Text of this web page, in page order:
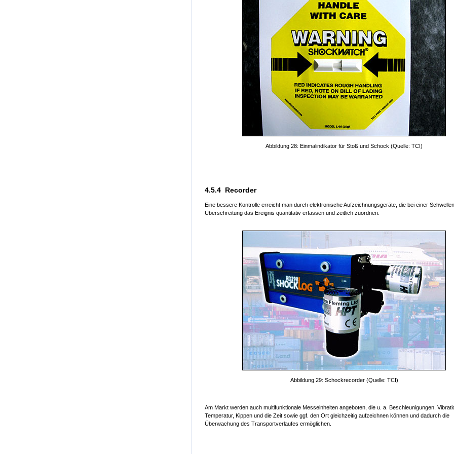
Abbildung 28: Einmalindikator für Stoß und Schock (Quelle: TCI)
4.5.4 Recorder
Eine bessere Kontrolle erreicht man durch elektronische Aufzeichnungsgeräte, die bei einer
Überschreitung das Ereignis quantitativ erfassen und zeitlich zuordnen.
Abbildung 29: Schockrecorder (Quelle: TCI)
Am Markt werden auch multifunktionale Messeinheiten angeboten, die u. a. Beschleunigungen,
Temperatur, Kippen und die Zeit sowie ggf. den Ort gleichzeitig aufzeichnen können und dadurch die
Überwachung des Transportverlaufes ermöglichen.